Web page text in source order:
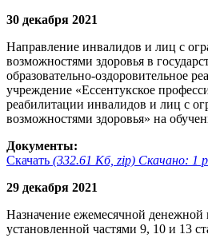
30 декабря 2021
Направление инвалидов и лиц с
возможностями здоровья в
образовательно-оздоровительное
учреждение «Ессентукское
реабилитации инвалидов и лиц с
возможностями здоровья» на
Документы:
Скачать (332.61 Кб, zip) Скачано: 1
29 декабря 2021
Назначение ежемесячной денежной
установленной частями 9, 10 и 13